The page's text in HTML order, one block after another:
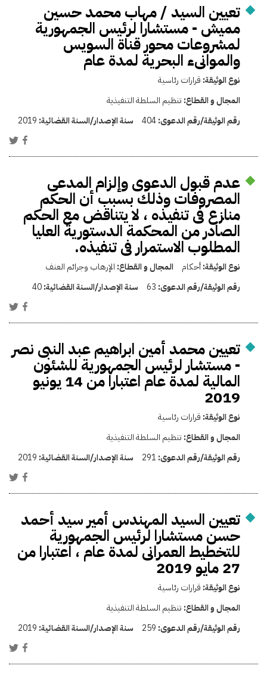
تعيين السيد / مهاب محمد حسين
مميش - مستشارا لرئيس الجمهورية
لمشروعات محور قناة السويس
والموانىء البحرية لمدة عام
نوع الوثيقة: قرارات رئاسية
المجال و القطاع: تنظيم السلطة التنفيذية
رقم الوثيقة/رقم الدعوى:404 سنة الإصدار/السنة القضائية: 2019
عدم قبول الدعوى وإلزام المدعى
المصروفات وذلك بسبب أن الحكم
منازع فى تنفيذه ، لا يتناقض مع الحكم
الصادر من المحكمة الدستورية العليا
المطلوب الاستمرار فى تنفيذه.
نوع الوثيقة:أحكام المجال و القطاع: الإرهاب وجرائم العنف
رقم الوثيقة/رقم الدعوى: 63 سنة الإصدار/السنة القضائية:40
تعيين محمد أمين ابراهيم عبد النبى نصر
- مستشار لرئيس الجمهورية للشئون
المالية لمدة عام اعتبارا من 14 يونيو
2019
نوع الوثيقة: قرارات رئاسية
المجال و القطاع: تنظيم السلطة التنفيذية
رقم الوثيقة/رقم الدعوى: 291 سنة الإصدار/السنة القضائية: 2019
تعيين السيد المهندس أمير سيد أحمد
حسن مستشارا لرئيس الجمهورية
للتخطيط العمرانى لمدة عام ، اعتبارا من
27 مايو 2019
نوع الوثيقة: قرارات رئاسية
المجال و القطاع: تنظيم السلطة التنفيذية
رقم الوثيقة/رقم الدعوى: 259 سنة الإصدار/السنة القضائية: 2019